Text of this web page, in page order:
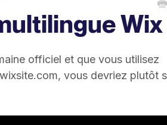
Wix
officiel et que vous utilisez
vous devriez plutôt